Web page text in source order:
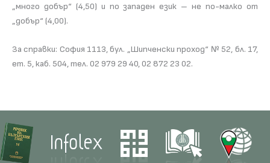
„много добър“ (4,50) и по западен език – не по-малко от
„добър“ (4,00).
За справки: София 1113, бул. „Шипченски проход“ № 52, бл. 17,
ет. 5, каб. 504, тел. 02 979 29 40, 02 872 23 02.